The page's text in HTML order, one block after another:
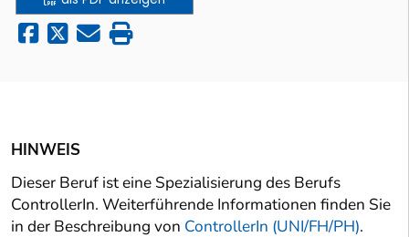
HINWEIS
Dieser Beruf ist eine Spezialisierung des Berufs
ControllerIn. Weiterführende Informationen finden Sie
in der Beschreibung von ControllerIn (UNI/FH/PH).